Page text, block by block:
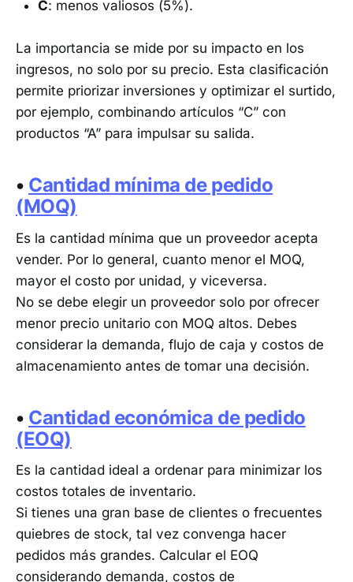
C: menos valiosos (5%).
La importancia se mide por su impacto en los
ingresos, no solo por su precio. Esta clasificación
permite priorizar inversiones y optimizar el surtido,
por ejemplo, combinando artículos “C” con
productos “A” para impulsar su salida.
• Cantidad mínima de pedido
(MOQ)
Es la cantidad mínima que un proveedor acepta
vender. Por lo general, cuanto menor el MOQ,
mayor el costo por unidad, y viceversa.
No se debe elegir un proveedor solo por ofrecer
menor precio unitario con MOQ altos. Debes
considerar la demanda, flujo de caja y costos de
almacenamiento antes de tomar una decisión.
• Cantidad económica de pedido
(EOQ)
Es la cantidad ideal a ordenar para minimizar los
costos totales de inventario.
Si tienes una gran base de clientes o frecuentes
quiebres de stock, tal vez convenga hacer
pedidos más grandes. Calcular el EOQ
considerando demanda, costos de